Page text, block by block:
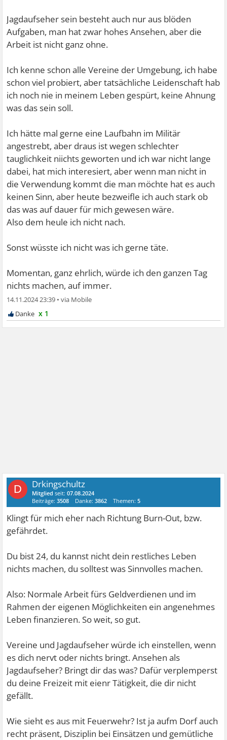
Jagdaufseher sein besteht auch nur aus blöden
Aufgaben, man hat zwar hohes Ansehen, aber die
Arbeit ist nicht ganz ohne.
Ich kenne schon alle Vereine der Umgebung, ich habe
schon viel probiert, aber tatsächliche Leidenschaft hab
ich noch nie in meinem Leben gespürt, keine Ahnung
was das sein soll.
Ich hätte mal gerne eine Laufbahn im Militär
angestrebt, aber draus ist wegen schlechter
tauglichkeit niichts geworten und ich war nicht lange
dabei, hat mich interesiert, aber wenn man nicht in
die Verwendung kommt die man möchte hat es auch
keinen Sinn, aber heute bezweifle ich auch stark ob
das was auf dauer für mich gewesen wäre.
Also dem heule ich nicht nach.
Sonst wüsste ich nicht was ich gerne täte.
Momentan, ganz ehrlich, würde ich den ganzen Tag
nichts machen, auf immer.
14.11.2024 23:39 •
x 1
D Drkingschultz
Mitglied seit:07.08.2024
Beiträge:3508 Danke:3862 Themen:5
Klingt für mich eher nach Richtung Burn-Out, bzw.
gefährdet.
Du bist 24, du kannst nicht dein restliches Leben
nichts machen, du solltest was Sinnvolles machen.
Also: Normale Arbeit fürs Geldverdienen und im
Rahmen der eigenen Möglichkeiten ein angenehmes
Leben finanzieren. So weit, so gut.
Vereine und Jagdaufseher würde ich einstellen, wenn
es dich nervt oder nichts bringt. Ansehen als
Jagdaufseher? Bringt dir das was? Dafür verplemperst
du deine Freizeit mit eienr Tätigkeit, die dir nicht
gefällt.
Wie sieht es aus mit Feuerwehr? Ist ja aufm Dorf auch
recht präsent, Disziplin bei Einsätzen und gemütliche